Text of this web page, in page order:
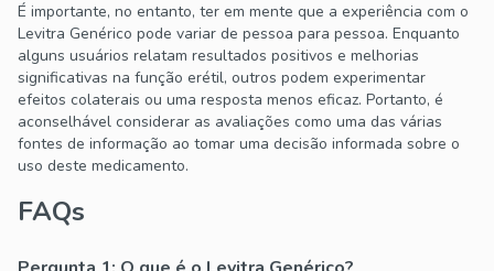
É importante, no entanto, ter em mente que a experiência com o
Levitra Genérico pode variar de pessoa para pessoa. Enquanto
alguns usuários relatam resultados positivos e melhorias
significativas na função erétil, outros podem experimentar
efeitos colaterais ou uma resposta menos eficaz. Portanto, é
aconselhável considerar as avaliações como uma das várias
fontes de informação ao tomar uma decisão informada sobre o
uso deste medicamento.
FAQs